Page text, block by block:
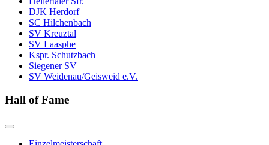
DJK Herdorf
SC Hilchenbach
SV Kreuztal
SV Laasphe
Kspr. Schutzbach
Siegener SV
SV Weidenau/Geisweid e.V.
Hall of Fame